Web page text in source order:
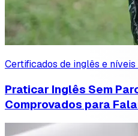
Certificados de inglês e níveis
Praticar Inglês Sem
Comprovados para